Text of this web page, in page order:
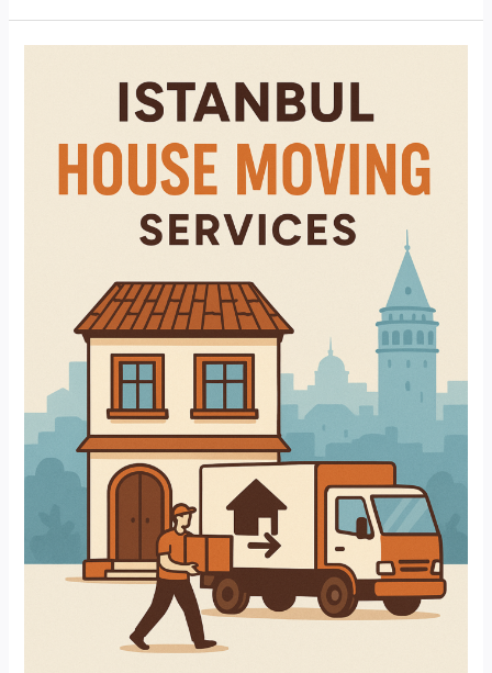
Nakliyat
Pratik
Rehber